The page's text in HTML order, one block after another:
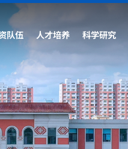
队伍 人才培养 科学研究